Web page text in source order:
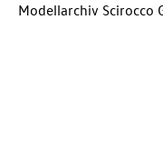
Modellarchiv Scirocco